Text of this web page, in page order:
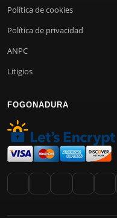
Política de cookies
Política de privacidad
ANPC
Litigios
FOGONADURA